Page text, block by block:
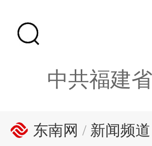
中共福建
东南网 / 新闻频道